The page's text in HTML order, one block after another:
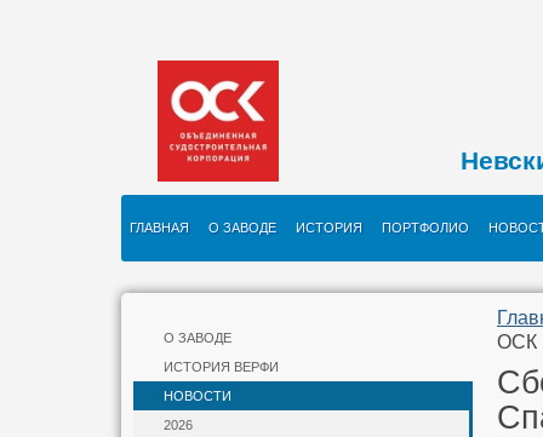
ГЛАВНАЯ О ЗАВОДЕ ИСТОРИЯ ПОРТФОЛИО
О ЗАВОДЕ
ИСТОРИЯ ВЕРФИ
НОВОСТИ
2026
ОСК